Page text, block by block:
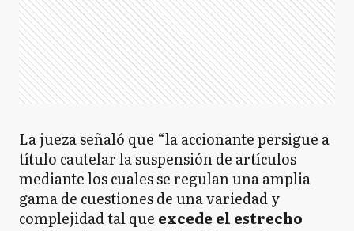
La jueza señaló que “la accionante persigue a
título cautelar la suspensión de artículos
mediante los cuales se regulan una amplia
gama de cuestiones de una variedad y
complejidad tal que excede el estrecho